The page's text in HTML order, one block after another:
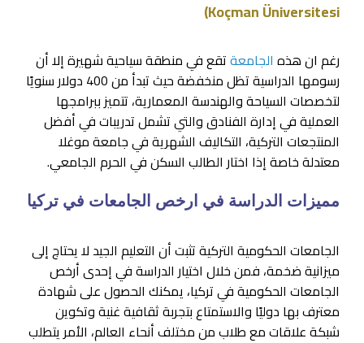
Koçman Üniversitesi)
رغم ان هذه الجامعةتقع في منطقة سياحية شهيرة إلا أن
رسومها الدراسية تظل منخفضة حيث تبدأ من 400 دولار سنويًا
لتخصصات السياحة والهندسة المعمارية، تتميز ببرامجها
العملية في إدارة الفنادق والتي تشمل تدريبات في أفضل
المنتجعات التركية، التكاليف الشهرية في جامعة موغلا
معتدلة خاصة إذا اختار الطالب السكن في الحرم الجامعي.
مميزات الدراسة في ارخص الجامعات في تركيا
الجامعات الحكومية التركية تثبت أن التعليم الجيد لا يحتاج إلى
ميزانية ضخمة، فمن خلال اختيار الدراسة في إحدى أرخص
الجامعات الحكومية في تركيا، يمكنك الحصول على شهادة
معترف بها دوليًا والاستمتاع بتجربة ثقافية غنية وتكوين
شبكة علاقات مع طلاب من مختلف أنحاء العالم، الأمر يتطلب